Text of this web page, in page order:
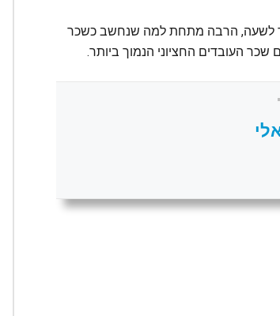
מרבית עובדי מקדונלד'ס מרוויחים פחות מ-15 דולר לשעה, הרבה מתחת למה שנחשב כשכר